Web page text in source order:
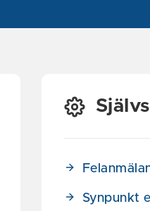
Synpunkt